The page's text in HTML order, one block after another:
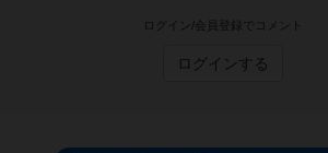
ログイン/会員登録でコメント
ログインする